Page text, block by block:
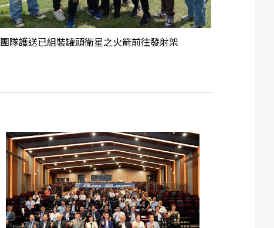
團隊護送已組裝罐頭衛星之火箭前往發射架